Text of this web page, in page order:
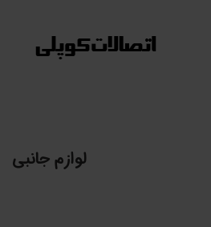
لوازم جانبی